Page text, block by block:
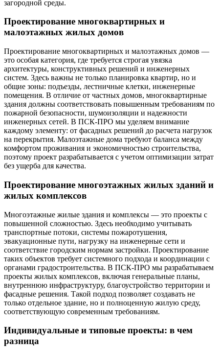
загородной среды.
Проектирование многоквартирных и
малоэтажных жилых домов
Проектирование многоквартирных и малоэтажных домов —
это особая категория, где требуется строгая увязка
архитектуры, конструктивных решений и инженерных
систем. Здесь важны не только планировка квартир, но и
общие зоны: подъезды, лестничные клетки, инженерные
помещения. В отличие от частных домов, многоквартирные
здания должны соответствовать повышенным требованиям по
пожарной безопасности, шумоизоляции и надежности
инженерных сетей. В ПСК-ПРО мы уделяем внимание
каждому элементу: от фасадных решений до расчета нагрузок
на перекрытия. Малоэтажные дома требуют баланса между
комфортом проживания и экономичностью строительства,
поэтому проект разрабатывается с учетом оптимизации затрат
без ущерба для качества.
Проектирование многоэтажных жилых зданий и
жилых комплексов
Многоэтажные жилые здания и комплексы — это проекты с
повышенной сложностью. Здесь необходимо учитывать
транспортные потоки, системы пожаротушения,
эвакуационные пути, нагрузку на инженерные сети и
соответствие городским нормам застройки. Проектирование
таких объектов требует системного подхода и координации с
органами градостроительства. В ПСК-ПРО мы разрабатываем
проекты жилых комплексов, включая генеральные планы,
внутреннюю инфраструктуру, благоустройство территории и
фасадные решения. Такой подход позволяет создавать не
только отдельное здание, но и полноценную жилую среду,
соответствующую современным требованиям.
Индивидуальные и типовые проекты: в чем
разница